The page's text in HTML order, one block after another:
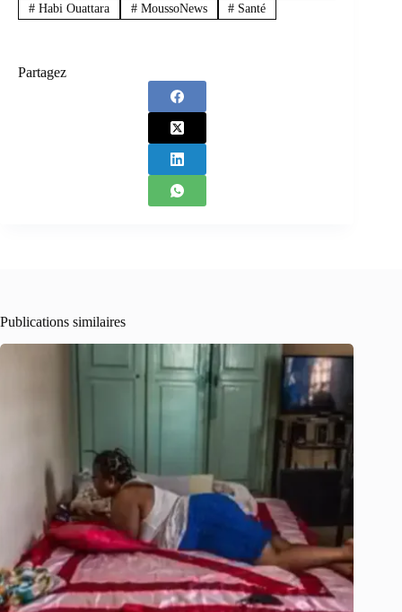
#Habi Ouattara #MoussoNews # Santé
Partagez
Publications similaires